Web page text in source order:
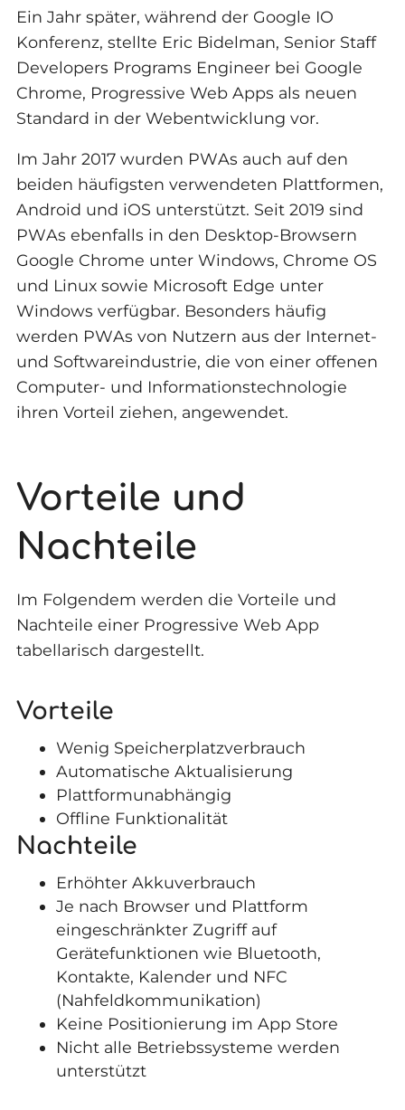
Ein Jahr später, während der Google IO
Konferenz, stellte Eric Bidelman, Senior Staff
Developers Programs Engineer bei Google
Chrome, Progressive Web Apps als neuen
Standard in der Webentwicklung vor.
Im Jahr 2017 wurden PWAs auch auf den
beiden häufigsten verwendeten Plattformen,
Android und iOS unterstützt. Seit 2019 sind
PWAs ebenfalls in den Desktop-Browsern
Google Chrome unter Windows, Chrome OS
und Linux sowie Microsoft Edge unter
Windows verfügbar. Besonders häufig
werden PWAs von Nutzern aus der Internet-
und Softwareindustrie, die von einer offenen
Computer- und Informationstechnologie
ihren Vorteil ziehen, angewendet.
Vorteile und
Nachteile
Im Folgendem werden die Vorteile und
Nachteile einer Progressive Web App
tabellarisch dargestellt.
Vorteile
Wenig Speicherplatzverbrauch
Automatische Aktualisierung
Plattformunabhängig
Offline Funktionalität
Nachteile
Erhöhter Akkuverbrauch
Je nach Browser und Plattform
eingeschränkter Zugriff auf
Gerätefunktionen wie Bluetooth,
Kontakte, Kalender und NFC
(Nahfeldkommunikation)
Keine Positionierung im App Store
Nicht alle Betriebssysteme werden
unterstützt